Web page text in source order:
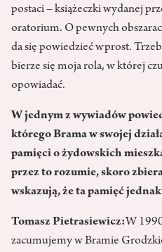
postaci – książeczki wydanej
oratorium. O pewnych
da się powiedzieć wprost.
bierze się moja rola, w której
opowiadać.
W jednym z wywiadów
którego Brama w swojej
pamięci o żydowskich
przez to rozumie, skoro
wskazują, że ta pamięć
Tomasz Pietrasiewicz:W
zacumujemy w Bramie